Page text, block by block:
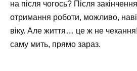
на після чогось? Після
отримання роботи, можливо,
віку. Але життя… це ж не
саму мить, прямо зараз.